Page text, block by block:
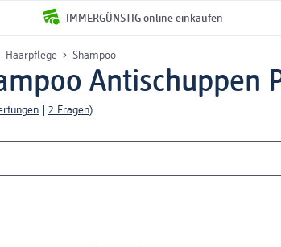
IMMERGÜNSTIG online einkaufen
Haarpflege Shampoo
Antischuppen
2 Fragen)